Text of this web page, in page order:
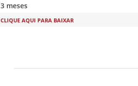
3 meses
CLIQUE AQUI PARA BAIXAR